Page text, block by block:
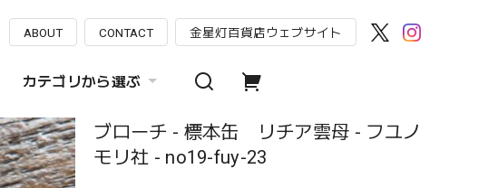
ABOUT CONTACT 金星灯百貨店ウェブサイト
カテゴリから選ぶ
ブローチ - 標本缶 リチア雲母 - フユノ
モリ社 - no19-fuy-23